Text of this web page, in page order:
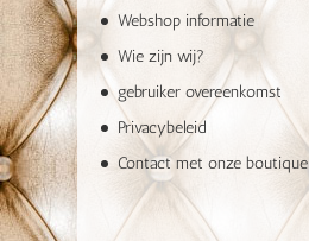
Webshop informatie
Wie zijn wij?
gebruiker overeenkomst
Privacybeleid
Contact met onze boutique